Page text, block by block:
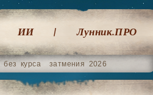
ИИ Лунник.ПРО
без курса затмения 2026